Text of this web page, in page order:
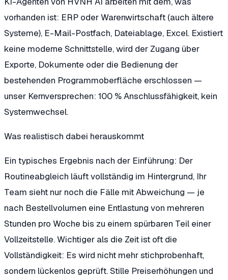
vorhanden ist: ERP oder Warenwirtschaft (auch ältere
Systeme), E-Mail-Postfach, Dateiablage, Excel. Existiert
keine moderne Schnittstelle, wird der Zugang über
Exporte, Dokumente oder die Bedienung der
bestehenden Programmoberfläche erschlossen —
unser Kernversprechen: 100 % Anschlussfähigkeit, kein
Systemwechsel.
Was realistisch dabei herauskommt
Ein typisches Ergebnis nach der Einführung: Der
Routineabgleich läuft vollständig im Hintergrund, Ihr
Team sieht nur noch die Fälle mit Abweichung — je
nach Bestellvolumen eine Entlastung von mehreren
Stunden pro Woche bis zu einem spürbaren Teil einer
Vollzeitstelle. Wichtiger als die Zeit ist oft die
Vollständigkeit: Es wird nicht mehr stichprobenhaft,
sondern lückenlos geprüft. Stille Preiserhöhungen und